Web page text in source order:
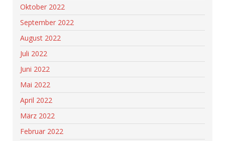
Oktober 2022
September 2022
August 2022
Juli 2022
Juni 2022
Mai 2022
April 2022
März 2022
Februar 2022